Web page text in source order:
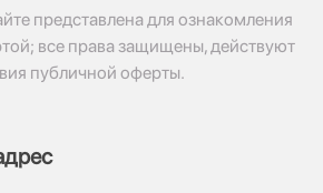
представлена для ознакомления
все права защищены, действуют
публичной оферты.